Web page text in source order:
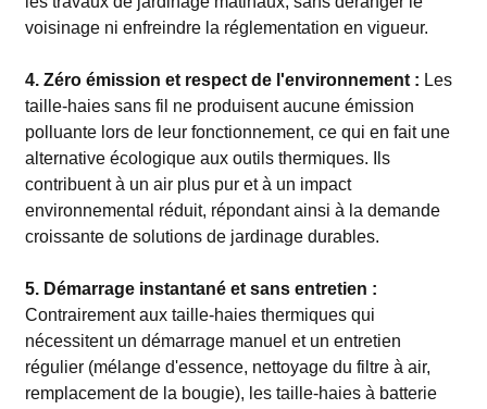
voisinage ni enfreindre la réglementation en vigueur.
4. Zéro émission et respect de l'environnement : Les
taille-haies sans fil ne produisent aucune émission
polluante lors de leur fonctionnement, ce qui en fait une
alternative écologique aux outils thermiques. Ils
contribuent à un air plus pur et à un impact
environnemental réduit, répondant ainsi à la demande
croissante de solutions de jardinage durables.
5. Démarrage instantané et sans entretien :
Contrairement aux taille-haies thermiques qui
nécessitent un démarrage manuel et un entretien
régulier (mélange d'essence, nettoyage du filtre à air,
remplacement de la bougie), les taille-haies à batterie